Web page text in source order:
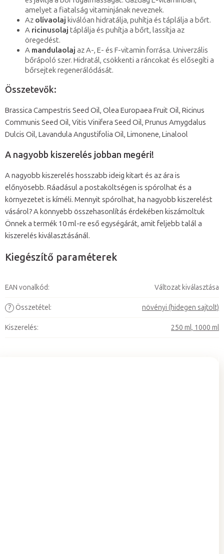
amelyet a fiatalság vitaminjának neveznek.
Az olívaolaj kiválóan hidratálja, puhítja és táplálja a bőrt.
A ricinusolaj táplálja és puhítja a bőrt, lassítja az
öregedést.
A mandulaolaj az A-, E- és F-vitamin forrása. Univerzális
bőrápoló szer. Hidratál, csökkenti a ráncokat és elősegíti a
bőrsejtek regenerálódását.
Összetevők:
Brassica Campestris Seed Oil, Olea Europaea Fruit Oil, Ricinus
Communis Seed Oil, Vitis Vinifera Seed Oil, Prunus Amygdalus
Dulcis Oil, Lavandula Angustifolia Oil, Limonene, Linalool
A nagyobb kiszerelés jobban megéri!
A nagyobb kiszerelés hosszabb ideig kitart és az ára is
előnyösebb. Ráadásul a postaköltségen is spórolhat és a
környezetet is kíméli. Mennyit spórolhat, ha nagyobb kiszerelést
vásárol? A könnyebb összehasonlítás érdekében kiszámoltuk
Önnek a termék 10 ml-re eső egységárát, amit feljebb talál a
kiszerelés kiválasztásánál.
Kiegészítő paraméterek
EAN vonalkód: Változat kiválasztása
? Összetétel: növényi (hidegen sajtolt)
Kiszerelés: 250 ml, 1000 ml